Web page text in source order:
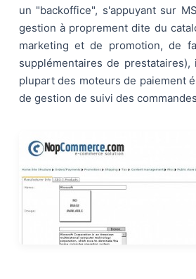
un "backoffice", s'appuyant sur
gestion à proprement dite du
marketing et de promotion, de
supplémentaires de
plupart des moteurs de paiement
de gestion de suivi des